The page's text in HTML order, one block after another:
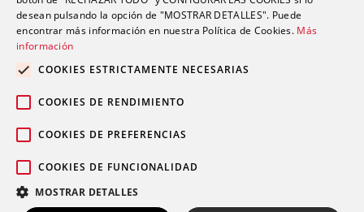
Unidad de Tráfico
Urgencias
Urología
© 2026 Grupo Ribera |
cookies|Aviso legal|Canal Ético
desean pulsando la opción de "MOSTRAR DETALLES". Puede
encontrar más información en nuestra Política de Cookies. Más
información
COOKIES ESTRICTAMENTE NECESARIAS
COOKIES DE RENDIMIENTO
COOKIES DE PREFERENCIAS
COOKIES DE FUNCIONALIDAD
MOSTRAR DETALLES